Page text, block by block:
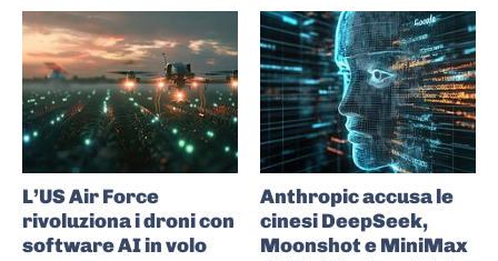
L’US Air Force
rivoluziona i droni con
software AI in volo
Anthropic accusa le
cinesi DeepSeek,
Moonshot e MiniMax